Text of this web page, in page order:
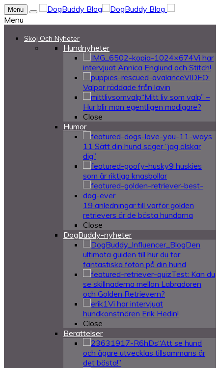
Menu
Menu
Skoj Och Nyheter
Hundnyheter
Vi har
intervjuat Annica Englund och Stitch!
VIDEO:
Valpar räddade från lavin
“Mitt liv som valp” –
Hur blir man egentligen modigare?
Close
Humor
11 Sätt din hund säger “jag älskar
dig”
9 huskies
som är riktiga knasbollar
19 anledningar till varför golden
retrievers är de bästa hundarna
Close
DogBuddy-nyheter
Den
ultimata guiden till hur du tar
fantastiska foton på din hund
Test: Kan du
se skillnaderna mellan Labradoren
och Golden Retrievern?
Vi har intervjuat
hundkonstnären Erik Hedin!
Close
Berattelser
“Att se hund
och ägare utvecklas tillsammans är
det bästa!”